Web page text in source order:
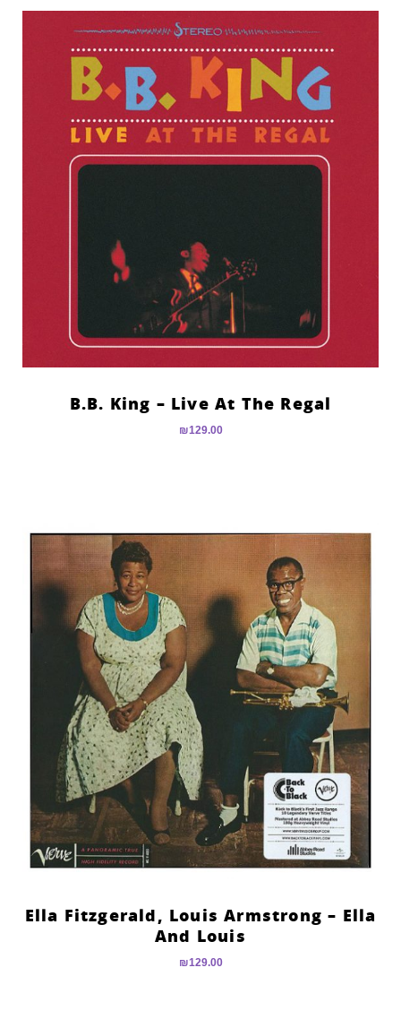
B.B. King – Live At The Regal
₪129.00
Ella Fitzgerald, Louis Armstrong – Ella
And Louis
₪129.00